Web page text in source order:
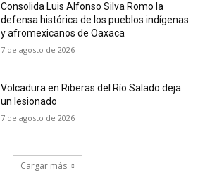
Consolida Luis Alfonso Silva Romo la
defensa histórica de los pueblos indígenas
y afromexicanos de Oaxaca
7 de agosto de 2026
Volcadura en Riberas del Río Salado deja
un lesionado
7 de agosto de 2026
Cargar más